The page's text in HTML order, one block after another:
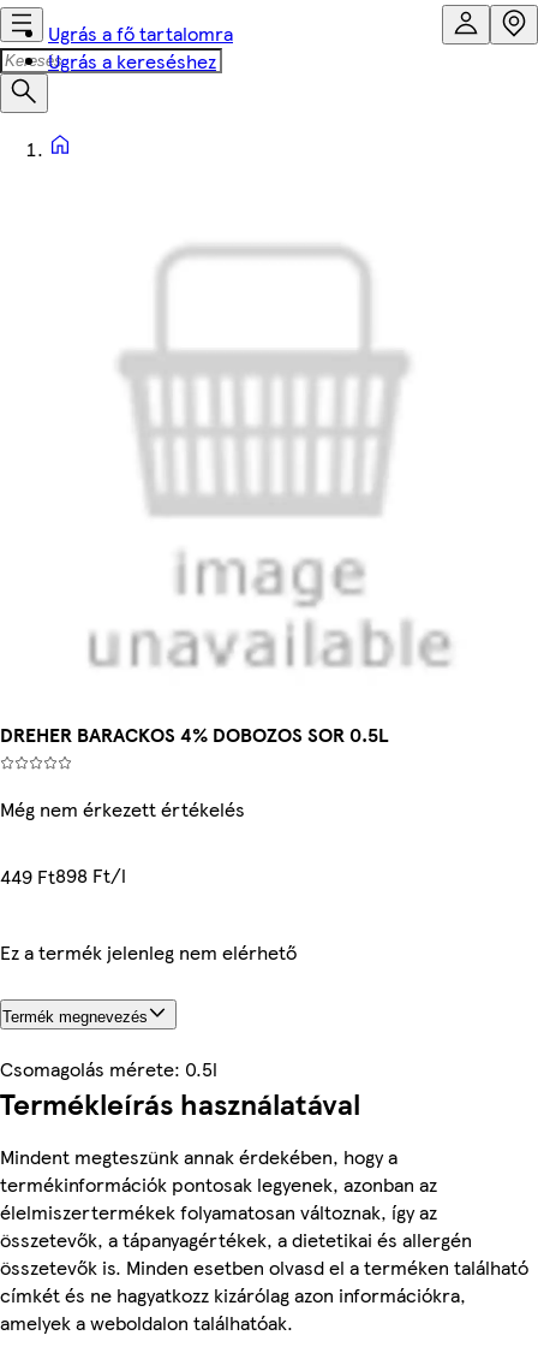
Ugrás a fő tartalomra
Ugrás a kereséshez
DREHER BARACKOS 4% DOBOZOS SOR 0.5L
Még nem érkezett értékelés
449 Ft898 Ft/l
Ez a termék jelenleg nem elérhető
Termék megnevezés
Csomagolás mérete: 0.5l
Termékleírás használatával
Mindent megteszünk annak érdekében, hogy a
termékinformációk pontosak legyenek, azonban az
élelmiszertermékek folyamatosan változnak, így az
összetevők, a tápanyagértékek, a dietetikai és allergén
összetevők is. Minden esetben olvasd el a terméken található
címkét és ne hagyatkozz kizárólag azon információkra,
amelyek a weboldalon találhatóak.